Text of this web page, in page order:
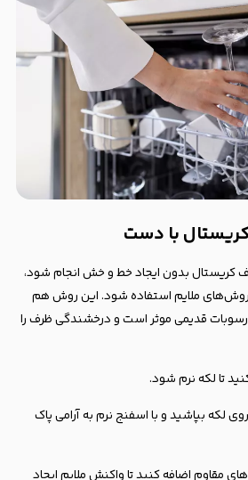
با دست
کریستال بدون ایجاد خط و خش انجام شود،
روش‌های ملایم استفاده شود. این روش هم
قدیمی موثر است و درخشندگی ظرف را
تا لکه نرم شود.
لکه بپاشید و با اسفنج نرم به آرامی پاک
مقاوم اضافه کنید تا واکنش ملایم ایجاد